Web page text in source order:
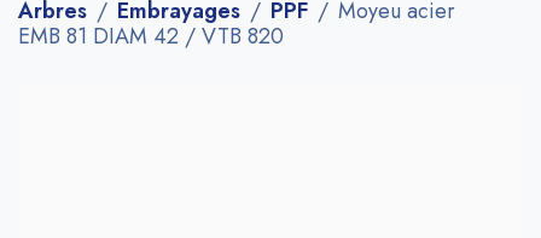
Arbres
Embrayages PPF
Moyeu acier
EMB 81 DIAM 42 / VTB 820